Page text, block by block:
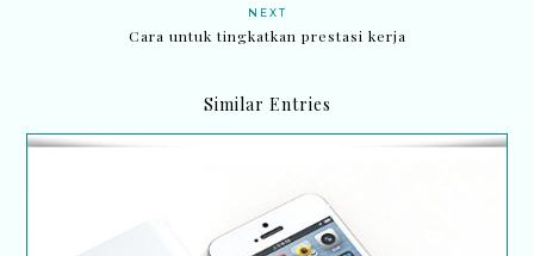
NEXT
Cara untuk tingkatkan prestasi kerja
Similar Entries